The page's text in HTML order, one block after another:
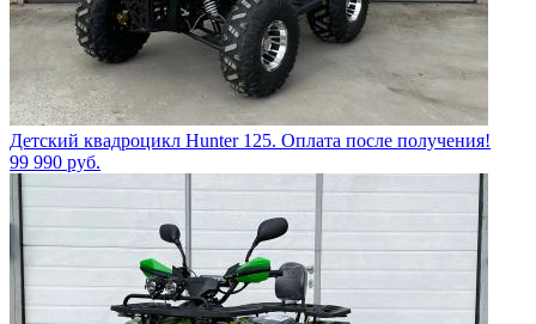
Детский квадроцикл Hunter 125. Оплата после получения!
99 990 руб.